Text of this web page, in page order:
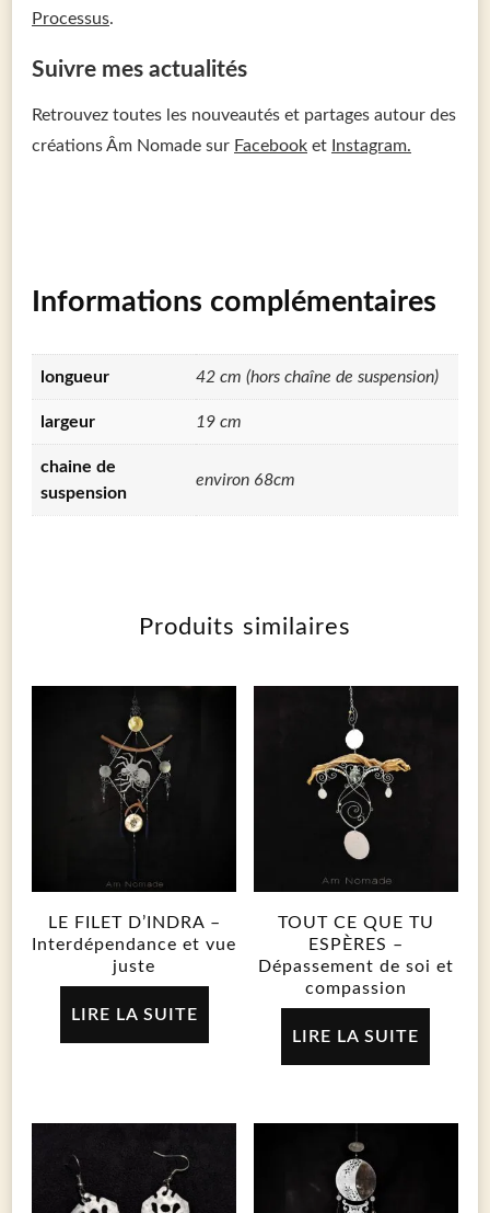
Processus.
Suivre mes actualités
Retrouvez toutes les nouveautés et partages autour des
créations Âm Nomade sur Facebook et Instagram.
Informations complémentaires
longueur 42 cm (hors chaîne de suspension)
largeur 19 cm
chaine de
suspension
environ 68cm
Produits similaires
LE FILET D’INDRA –
Interdépendance et vue
juste
LIRE LA SUITE
TOUT CE QUE TU
ESPÈRES –
Dépassement de soi et
compassion
LIRE LA SUITE